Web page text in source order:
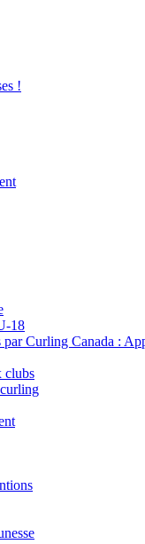
!
18
par Curling Canada :
clubs